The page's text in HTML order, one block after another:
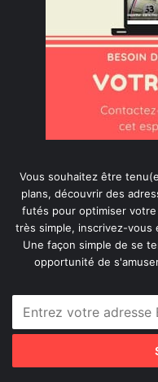
Vous souhaitez être
plans, découvrir des
futés pour optimiser votre
très simple, inscrivez-vous
Une façon simple de se
opportunité de